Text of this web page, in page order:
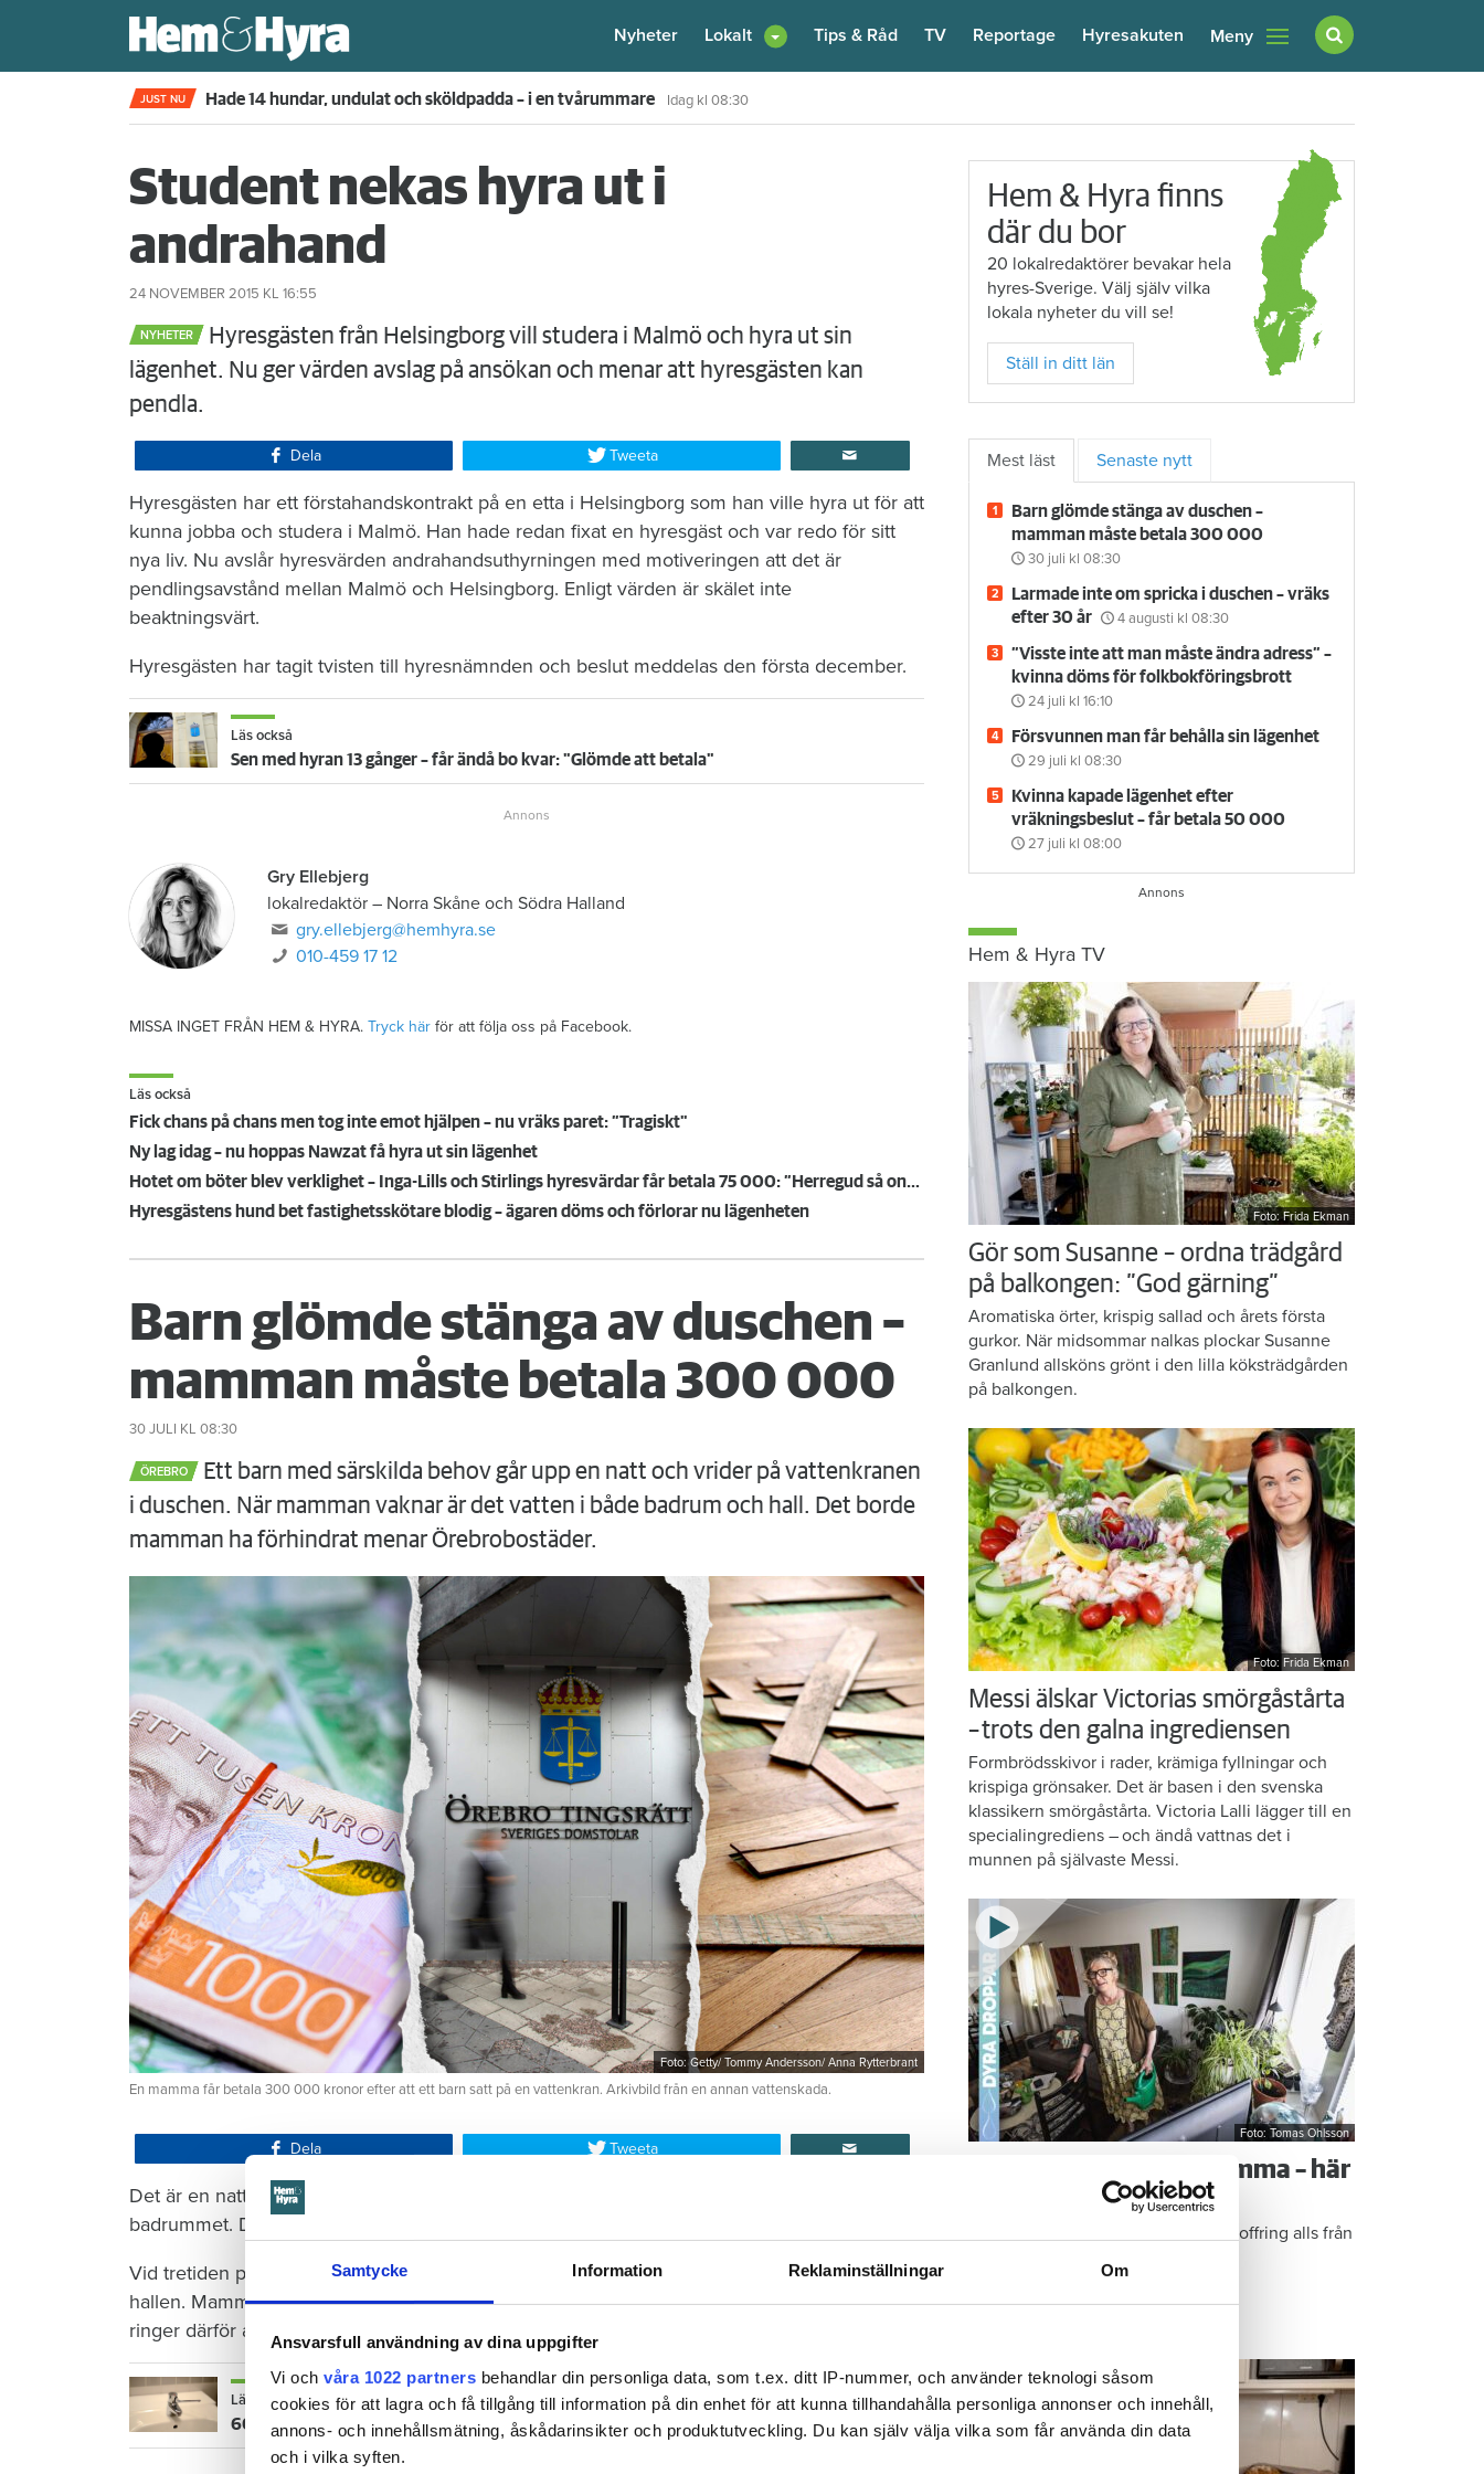
Samtycke Information Reklaminställningar Om
Ansvarsfull användning av dina uppgifter
Vi och våra 1022 partners behandlar din personliga data, som t.ex. ditt IP-nummer, och använder teknologi såsom
cookies för att lagra och få tillgång till information på din enhet för att kunna tillhandahålla personliga annonser och innehåll,
annons- och innehållsmätning, åskådarinsikter och produktutveckling. Du kan själv välja vilka som får använda din data
och i vilka syften.
Nyheter Lokalt Tips & Råd TV Reportage Hyresakuten Meny
JUST NU Kompisdealen blev verklighet – 40 år senare: "Flera fina fördelar med att dela bostad"
Student nekas hyra ut i
andrahand
24 NOVEMBER 2015 KL 16:55
NYHETER
Hyresgästen från Helsingborg vill studera i Malmö och hyra ut sin
lägenhet. Nu ger värden avslag på ansökan och menar att hyresgästen kan
pendla.
Dela Tweeta
Hyresgästen har ett förstahandskontrakt på en etta i Helsingborg som han ville hyra ut för att
kunna jobba och studera i Malmö. Han hade redan fixat en hyresgäst och var redo för sitt
nya liv. Nu avslår hyresvärden andrahandsuthyrningen med motiveringen att det är
pendlingsavstånd mellan Malmö och Helsingborg. Enligt värden är skälet inte
beaktningsvärt.
Hyresgästen har tagit tvisten till hyresnämnden och beslut meddelas den första december.
Läs också
Sen med hyran 13 gånger – får ändå bo kvar: "Glömde att betala"
Gry Ellebjerg
lokalredaktör – Norra Skåne och Södra Halland
gry.ellebjerg@hemhyra.se
010-459 17 12
MISSA INGET FRÅN HEM & HYRA. Tryck här för att följa oss på Facebook.
Läs också
Fick chans på chans men tog inte emot hjälpen – nu vräks paret: ”Tragiskt"
Ny lag idag – nu hoppas Nawzat få hyra ut sin lägenhet
Hotet om böter blev verklighet – Inga-Lills och Stirlings hyresvärdar får betala 75 000: ”Herregud så onödigt”
Hyresgästens hund bet fastighetsskötare blodig – ägaren döms och förlorar nu lägenheten
Barn glömde stänga av duschen –
mamman måste betala 300 000
30 JULI KL 08:30
ÖREBRO
Ett barn med särskilda behov går upp en natt och vrider på vattenkranen
i duschen. När mamman vaknar är det vatten i både badrum och hall. Det borde
mamman ha förhindrat menar Örebrobostäder.
Foto: Getty/ Tommy Andersson/ Anna Rytterbrant
En mamma får betala 300 000 kronor efter att ett barn satt på en vattenkran. Arkivbild från en annan vattenskada.
Dela Tweeta
Det är en natt hösten 2022. Barnet som har diagnostiserats med autism vaknar och går till
badrummet. Där vrider barnet på kranen i duschen. Men hen stänger aldrig av vattnet.
Vid tretiden på natten vaknar mamman och då har vattnet spridit sig i badrummet och ut i
hallen. Mamman torkar förtvivlat upp vattnet och tror därmed att saken är ur världen. Hon
ringer därför aldrig till sin hyresvärd Örebrobostäder, Öbo, och berättar om olyckan.
Läs också
600 kronor dyrare att bo efter vattenskada i Varberg
Hem & Hyra finns
där du bor
20 lokalredaktörer bevakar hela
hyres-Sverige. Välj själv vilka
lokala nyheter du vill se!
Ställ in ditt län
Mest läst Senaste nytt
Barn glömde stänga av duschen –
mamman måste betala 300 000
30 juli kl 08:30
Larmade inte om spricka i duschen – vräks
efter 30 år
4 augusti kl 08:30
”Visste inte att man måste ändra adress” –
kvinna döms för folkbokföringsbrott
24 juli kl 16:10
Försvunnen man får behålla sin lägenhet
29 juli kl 08:30
Kvinna kapade lägenhet efter
vräkningsbeslut – får betala 50 000
27 juli kl 08:00
Hem & Hyra TV
Foto: Frida Ekman
Gör som Susanne – ordna trädgård
på balkongen: ”God gärning”
Aromatiska örter, krispig sallad och årets första
gurkor. När midsommar nalkas plockar Susanne
Granlund allsköns grönt i den lilla köksträdgården
på balkongen.
Foto: Frida Ekman
Messi älskar Victorias smörgåstårta
– trots den galna ingrediensen
Formbrödsskivor i rader, krämiga fyllningar och
krispiga grönsaker. Det är basen i den svenska
klassikern smörgåstårta. Victoria Lalli lägger till en
specialingrediens – och ändå vattnas det i
munnen på självaste Messi.
Foto: Tomas Ohlsson
Så sparar du vatten hemma – här
är Kristins bästa tips
Knepen är enkla: ”Det är ingen uppoffring alls från